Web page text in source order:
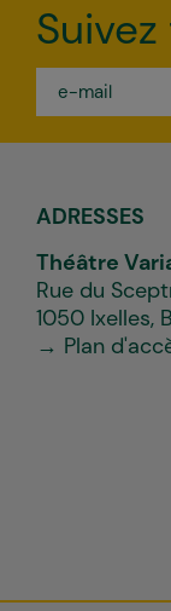
mail
*
ADRESSES
Théâtre
Rue du
1050 Ixelles,
→ Plan